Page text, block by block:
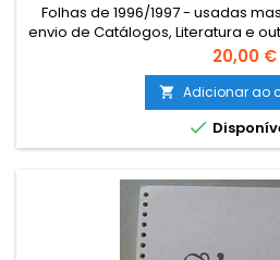
Folhas de 1996/1997 - usadas
envio de Catálogos, Literatura e
as ILHAS (Açores e Madeira) e
ser encomendado por email
envio. The sending of
philatelic material to foreign
instead
Preço
20,00 €
 Adicionar ao
